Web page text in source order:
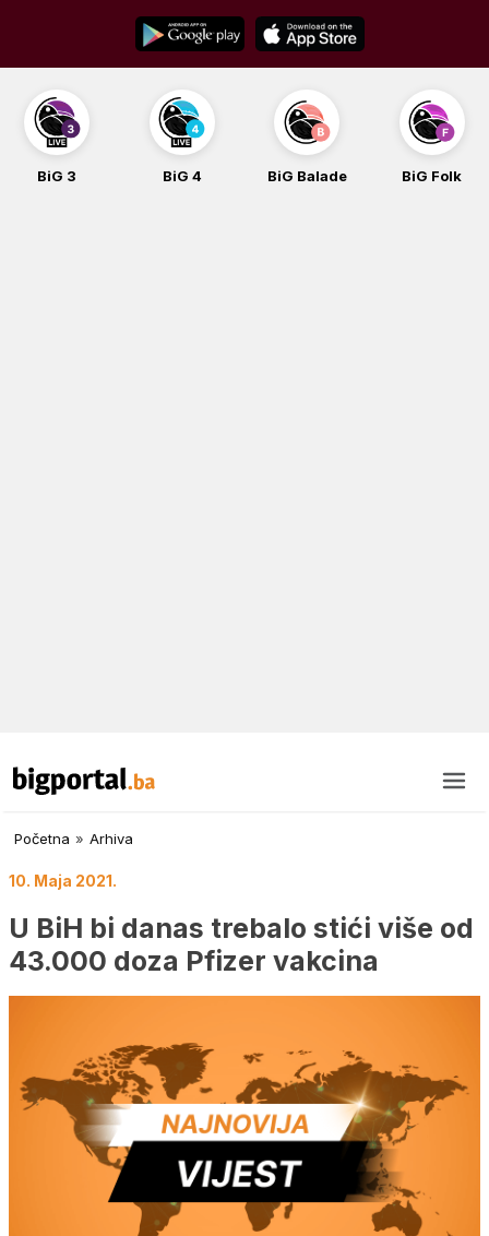
content
BiG 3 BiG 4 BiG Balade BiG Folk
Početna » Arhiva
10. Maja 2021.
U BiH bi danas trebalo stići više od
43.000 doza Pfizer vakcina